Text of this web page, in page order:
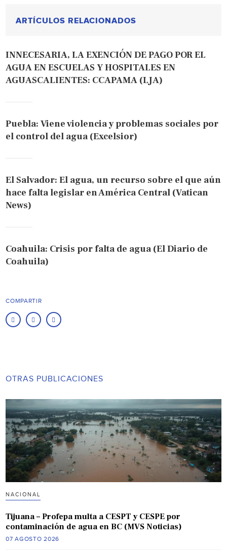
ARTÍCULOS RELACIONADOS
INNECESARIA, LA EXENCIÓN DE PAGO POR EL
AGUA EN ESCUELAS Y HOSPITALES EN
AGUASCALIENTES: CCAPAMA (LJA)
Puebla: Viene violencia y problemas sociales por
el control del agua (Excelsior)
El Salvador: El agua, un recurso sobre el que aún
hace falta legislar en América Central (Vatican
News)
Coahuila: Crisis por falta de agua (El Diario de
Coahuila)
COMPARTIR
OTRAS PUBLICACIONES
NACIONAL
Tijuana – Profepa multa a CESPT y CESPE por
contaminación de agua en BC (MVS Noticias)
07 AGOSTO 2026